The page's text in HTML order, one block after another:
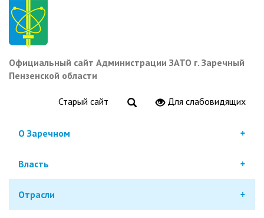
Перейти
основному
содержанию
Официальный сайт Администрации ЗАТО г. Заречный
Пензенской области
Старый сайт Для слабовидящих
О Заречном
Власть
Отрасли